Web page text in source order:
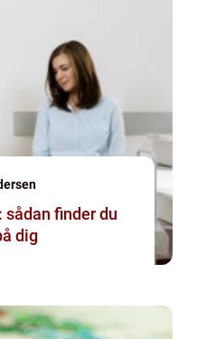
finder du
dig